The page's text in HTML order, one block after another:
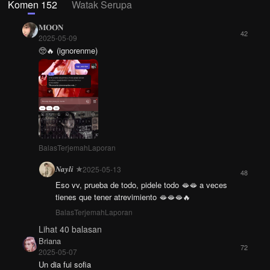
Komen 152 Watak Serupa
𝐌𝐎𝐎𝐍
2025-05-09 42
🥺🔥 (ignorenme)
BalasTerjemahLaporan
𝑵𝒂𝒚𝒍𝒊 ✯2025-05-13 48
Eso vv, prueba de todo, pidele todo 🫦🫦 a veces
tienes que tener atrevimiento 🫦🫦🫦🔥
BalasTerjemahLaporan
Lihat 40 balasan
Briana
2025-05-07 72
Un dia fui sofia